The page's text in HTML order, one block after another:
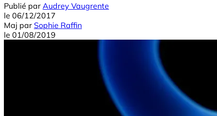
Publié par Audrey Vaugrente
le 06/12/2017
Maj par Sophie Raffin
le 01/08/2019